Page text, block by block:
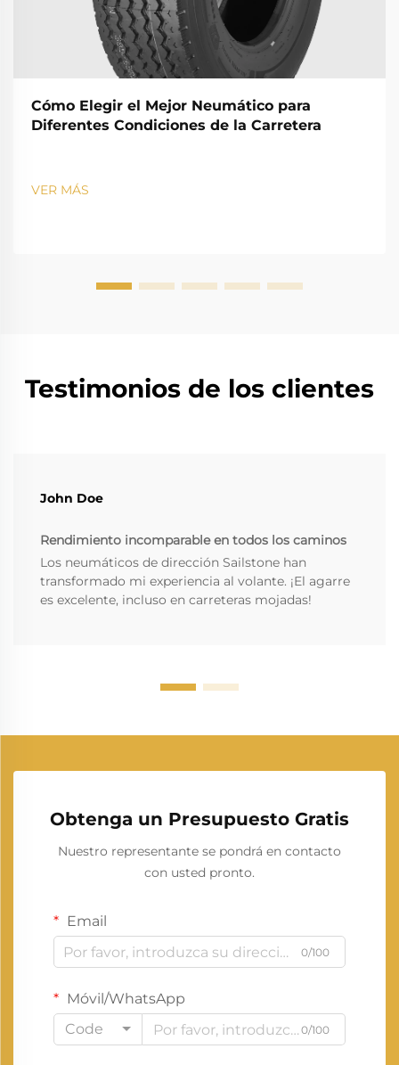
Cómo Elegir el Mejor Neumático para
Diferentes Condiciones de la Carretera
VER MÁS
Testimonios de los clientes
John Doe
Rendimiento incomparable en todos los caminos
Los neumáticos de dirección Sailstone han
transformado mi experiencia al volante. ¡El agarre
es excelente, incluso en carreteras mojadas!
Obtenga un Presupuesto Gratis
Nuestro representante se pondrá en contacto
con usted pronto.
Email
0/100
Móvil/WhatsApp
Code
0/100